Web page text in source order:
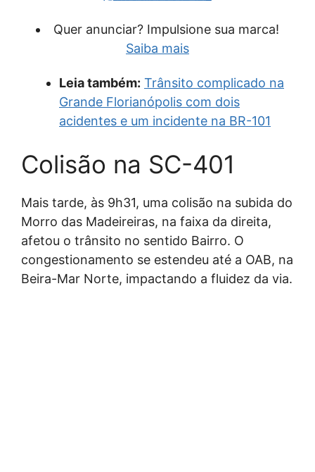
Quer anunciar? Impulsione sua marca!
Saiba mais
Leia também: Trânsito complicado na
Grande Florianópolis com dois
acidentes e um incidente na BR-101
Colisão na SC-401
Mais tarde, às 9h31, uma colisão na subida do
Morro das Madeireiras, na faixa da direita,
afetou o trânsito no sentido Bairro. O
congestionamento se estendeu até a OAB, na
Beira-Mar Norte, impactando a fluidez da via.